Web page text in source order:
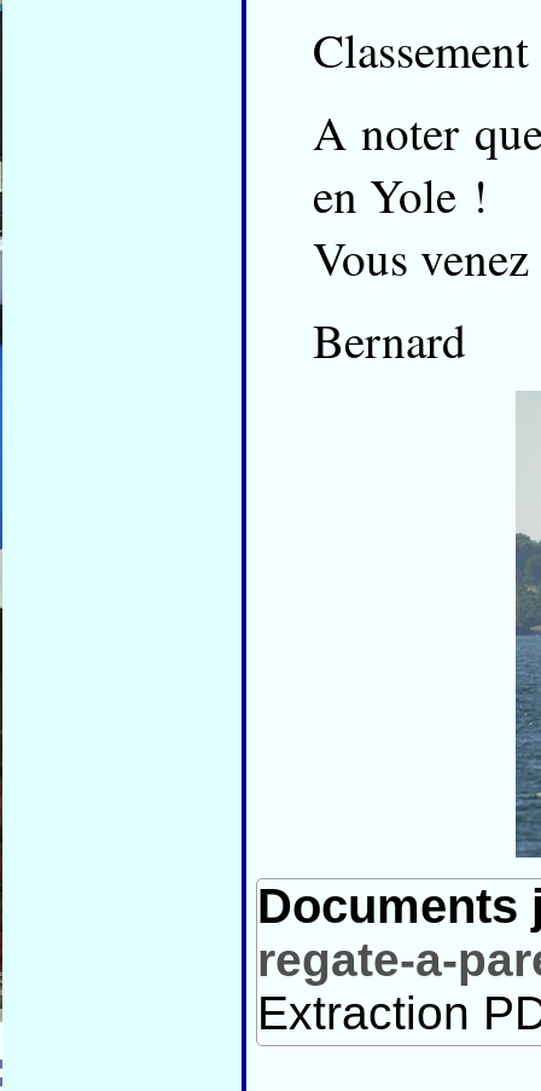
A noter
en Yole !
Vous
Bernard
Documents
regate-a-
Extraction